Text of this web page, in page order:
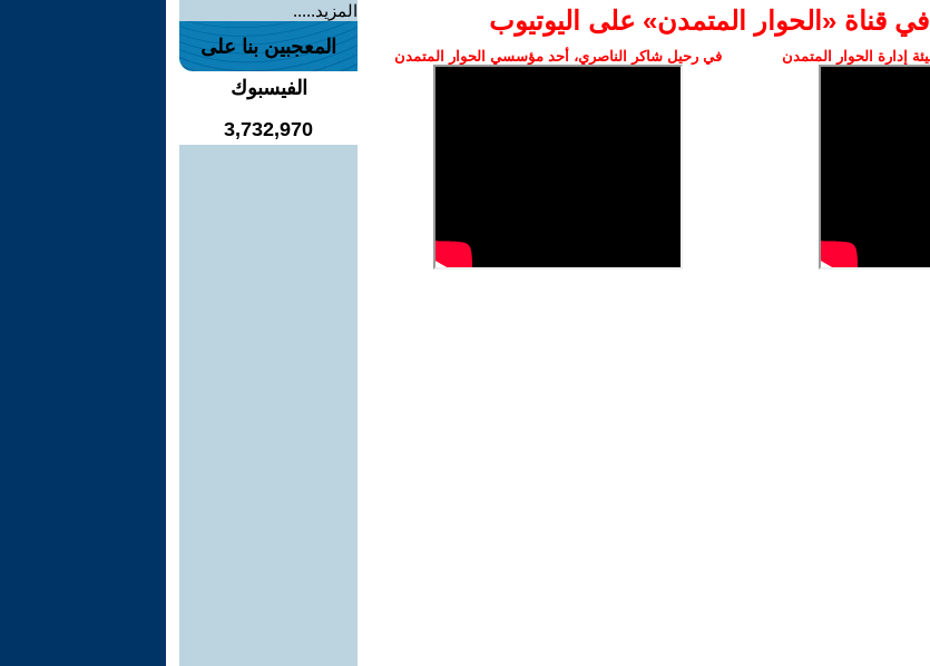
قناة ‫«الحوار المتمدن» على اليوتيوب
إدارة الحوار المتمدن في رحيل شاكر الناصري، أحد مؤسسي الحوار المتمدن
المزيد.....
المعجبين بنا على
الفيسبوك
3,732,970